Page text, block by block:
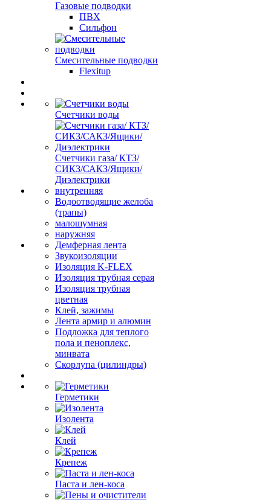
Газовые подводки
ПВХ
Сильфон
Смесительные подводки
Flexitup
Счетчики воды
Счетчики газа/ КТЗ/
СИКЗ/САКЗ/Ящики/
Диэлектрики
внутренняя
Водоотводящие желоба
(трапы)
малошумная
наружняя
Демферная лента
Звукоизоляции
Изоляция K-FLEX
Изоляция трубная серая
Изоляция трубная
цветная
Клей, зажимы
Лента армир и алюмин
Подложка для теплого
пола и пеноплекс,
минвата
Скорлупа (цилиндры)
Герметики
Изолента
Клей
Крепеж
Паста и лен-коса